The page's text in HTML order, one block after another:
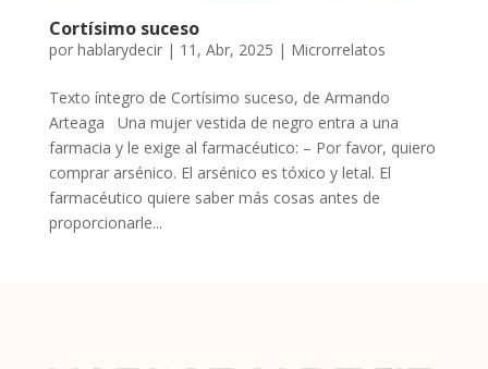
Cortísimo suceso
por hablarydecir| 11, Abr, 2025 | Microrrelatos
Texto íntegro de Cortísimo suceso, de Armando
Arteaga Una mujer vestida de negro entra a una
farmacia y le exige al farmacéutico: – Por favor, quiero
comprar arsénico. El arsénico es tóxico y letal. El
farmacéutico quiere saber más cosas antes de
proporcionarle...